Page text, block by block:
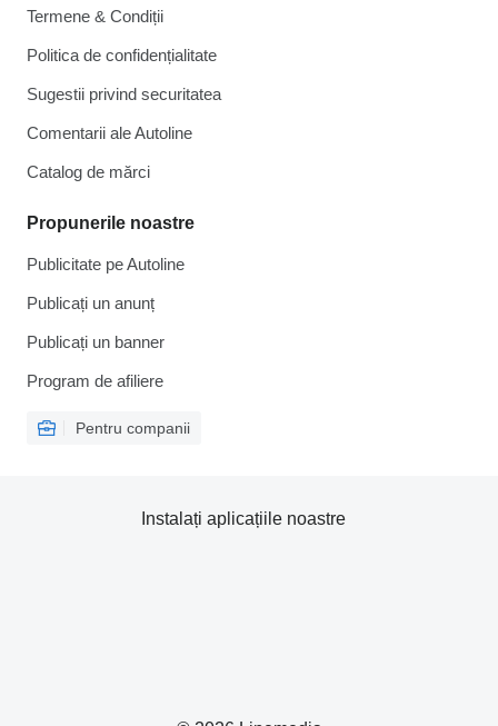
Termene & Condiții
Politica de confidențialitate
Sugestii privind securitatea
Comentarii ale Autoline
Catalog de mărcі
Propunerile noastre
Publicitate pe Autoline
Publicați un anunț
Publicați un banner
Program de afiliere
Pentru companii
Instalați aplicațiile noastre